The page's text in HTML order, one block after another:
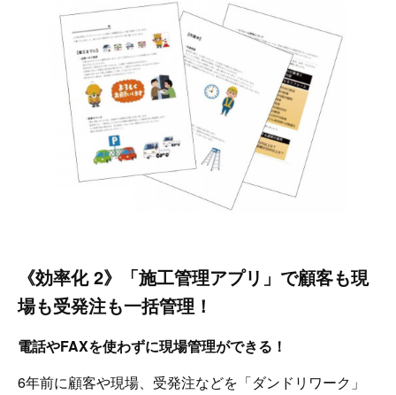
《効率化 2》「施工管理アプリ」で顧客も現
場も受発注も一括管理！
電話やFAXを使わずに現場管理ができる！
6年前に顧客や現場、受発注などを「ダンドリワーク」